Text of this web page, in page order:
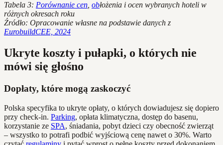
Tabela 3: Porównanie cen obłożenia i ocen wybranych hoteli w
różnych okresach roku
Źródło: Opracowanie własne na podstawie danych z
EurobuildCEE, 2024
Ukryte koszty i pułapki, o których nie
mówi się głośno
Dopłaty, które mogą zaskoczyć
Polska specyfika to ukryte opłaty, o których dowiadujesz się dopiero
przy check-in. Parking, opłata klimatyczna, dostęp do basenu,
korzystanie ze SPA, śniadania, pobyt dzieci czy obecność zwierząt
– wszystko to potrafi podbić wyjściową cenę nawet o 30%. Warto